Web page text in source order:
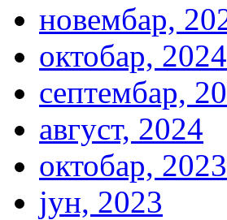
новембар,
октобар, 2024
септембар,
август, 2024
октобар, 2023
јун, 2023